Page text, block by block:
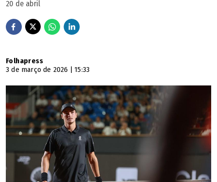
20 de abril
Folhapress
3 de março de 2026 | 15:33